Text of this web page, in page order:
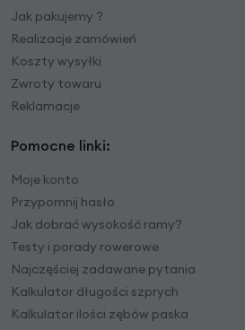
Jak pakujemy ?
Realizacje zamówień
Koszty wysyłki
Zwroty towaru
Reklamacje
Pomocne linki:
Moje konto
Przypomnij hasło
Jak dobrać wysokość ramy?
Testy i porady rowerowe
Najczęściej zadawane pytania
Kalkulator długości szprych
Kalkulator ilości zębów paska